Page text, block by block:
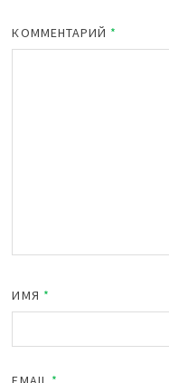
КОММЕНТАРИЙ *
ИМЯ *